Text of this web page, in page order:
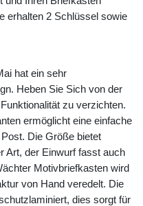
erhalten 2 Schlüssel sowie
hat ein sehr
Heben Sie Sich von der
zu verzichten.
ermöglicht eine einfache
Die Größe bietet
Art, der Einwurf fasst auch
Motivbriefkasten wird
von Hand veredelt. Die
dies sorgt für